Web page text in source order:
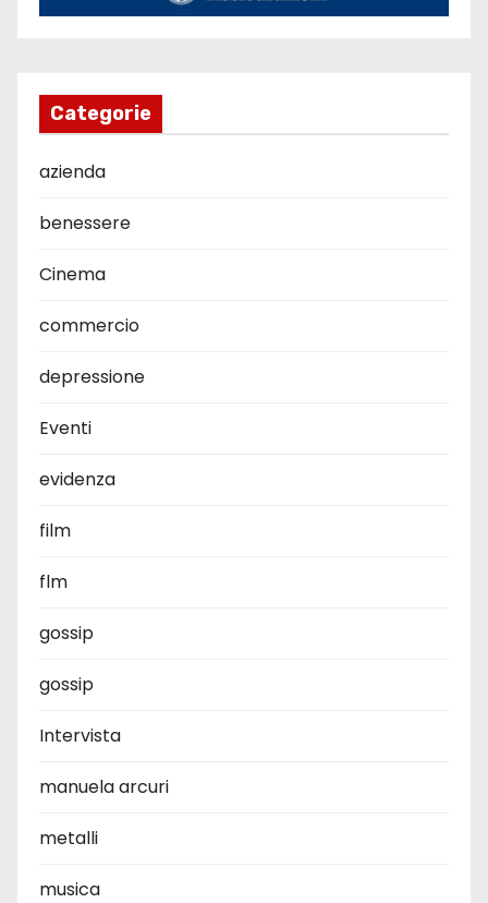
Categorie
azienda
benessere
Cinema
commercio
depressione
Eventi
evidenza
film
flm
gossip
gossip
Intervista
manuela arcuri
metalli
musica